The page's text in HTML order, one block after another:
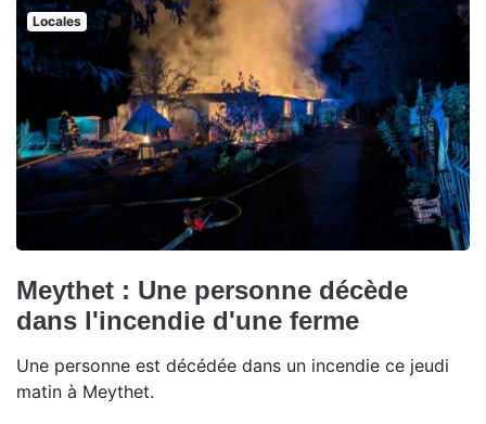
Locales
Meythet : Une personne décède
dans l'incendie d'une ferme
Une personne est décédée dans un incendie ce jeudi
matin à Meythet.